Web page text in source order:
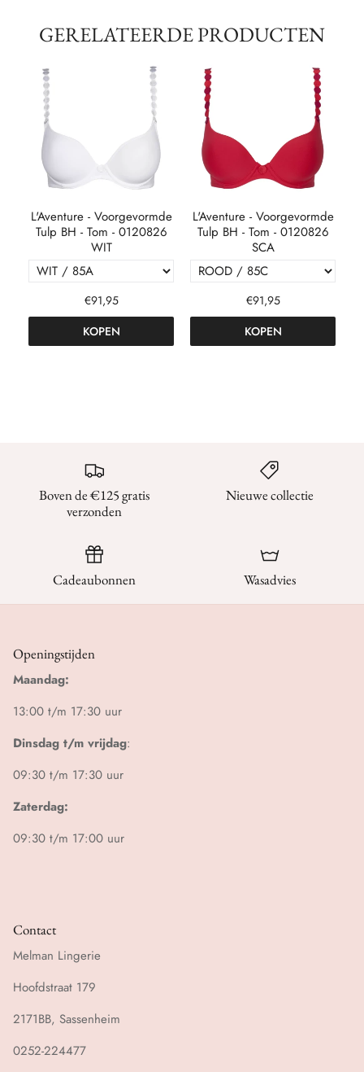
GERELATEERDE PRODUCTEN
L'Aventure - Voorgevormde
Tulp BH - Tom - 0120826
WIT
€91,95
KOPEN
L'Aventure - Voorgevormde
Tulp BH - Tom - 0120826
SCA
€91,95
KOPEN
Boven de €125 gratis
verzonden
Nieuwe collectie
Cadeaubonnen Wasadvies
Openingstijden
Maandag:
13:00 t/m 17:30 uur
Dinsdag t/m vrijdag:
09:30 t/m 17:30 uur
Zaterdag:
09:30 t/m 17:00 uur
Contact
Melman Lingerie
Hoofdstraat 179
2171BB, Sassenheim
0252-224477